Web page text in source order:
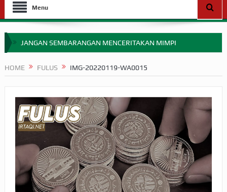
Menu
JANGAN SEMBARANGAN MENCERITAKAN MIMPI
APA HUKUM MEMPERCEPAT PEMBAYARAN ZAKAT
SEBELUM TIBA SAAT WAJIB?
HAKIKAT NIKMAT DI DUNIA!
BAGAIMANA CARA MEMBAYAR ZAKAT UANG?
UANG HARAM BISA MENJADI HALAL JIKA SEBAB
HOME FULUS IMG-20220119-WA0015